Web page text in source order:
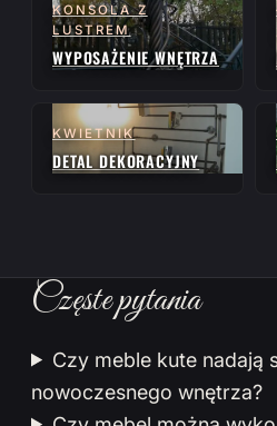
KONSOLA Z
LUSTREM
WYPOSAŻENIE WNĘTRZA
KWIETNIK
DETAL DEKORACYJNY
Częste pytania
Czy meble kute nadają
nowoczesnego wnętrza?